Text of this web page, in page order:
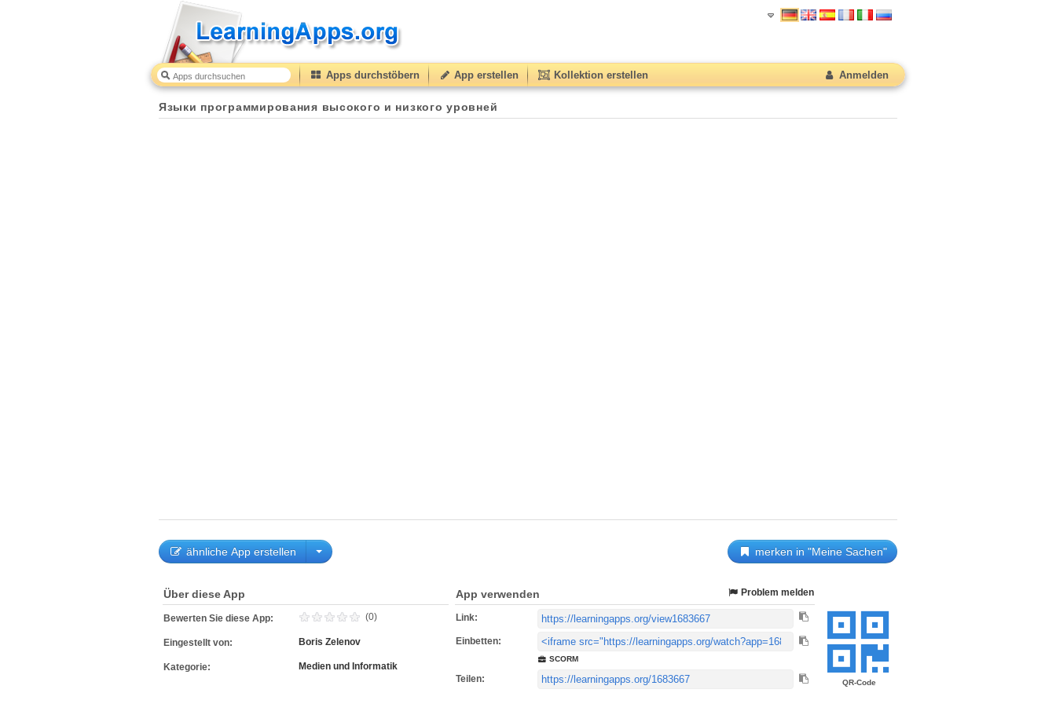
Apps durchstöbern App erstellen Kollektion erstellen Anmelden
Языки программирования высокого и низкого уровней
ähnliche App erstellen merken in "Meine Sachen"
QR-Code
Über diese App
Bewerten Sie diese App: (0)
Eingestellt von: Boris Zelenov
Kategorie: Medien und Informatik
App verwenden Problem melden
Link:
Einbetten:
SCORM
Teilen: